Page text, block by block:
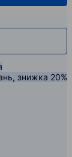
in Linkedin
us by email
знижка 20%